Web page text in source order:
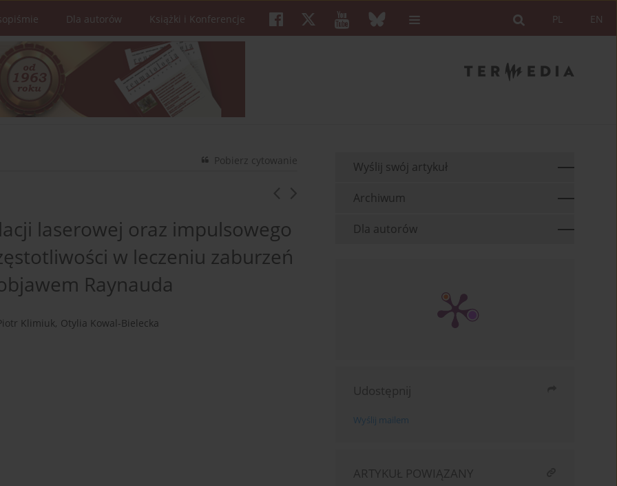
EN
PL
Dla autorów Książki i Konferencje
Pobierz cytowanie
laserowej oraz impulsowego
w leczeniu zaburzeń
Raynauda
Klimiuk, Otylia Kowal-Bielecka
Wyślij swój artykuł
Archiwum
Dla autorów
Udostępnij
Wyślij mailem
ARTYKUŁ POWIĄZANY